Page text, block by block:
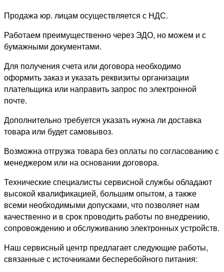
Продажа юр. лицам осуществляется с НДС.
Работаем преимущественно через ЭДО, но можем и с
бумажными документами.
Для получения счета или договора необходимо
оформить заказ и указать реквизиты организации
плательщика или направить запрос по электронной
почте.
Дополнительно требуется указать нужна ли доставка
товара или будет самовывоз.
Возможна отгрузка товара без оплаты по согласованию с
менеджером или на основании договора.
Технические специалисты сервисной службы обладают
высокой квалификацией, большим опытом, а также
всеми необходимыми допусками, что позволяет нам
качественно и в срок проводить работы по внедрению,
сопровождению и обслуживанию электронных устройств.
Наш сервисный центр предлагает следующие работы,
связанные с источниками бесперебойного питания: